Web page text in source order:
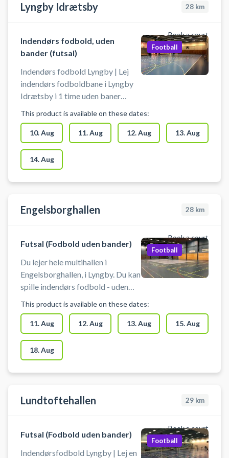
Lyngby Idrætsby 28 km
Book a court
Indendørs fodbold, uden
bander (futsal)
Indendørs fodbold Lyngby | Lej
indendørs fodboldbane i Lyngby
Idrætsby i 1 time uden baner
fodboldbane og spil indendørs
fodbold i Lyngby i Idrætsbyens
multihal 2, hvor du lejer hele hallen.
Der er mulighed for omklædning
og gratis parkering ved booking
af indendørs fodboldbane i
Football
This product is available on these dates:
10. Aug 11. Aug 12. Aug 13. Aug
14. Aug
Engelsborghallen 28 km
Book a court
Futsal (Fodbold uden bander)
Du lejer hele multihallen i
Engelsborghallen, i Lyngby. Du kan
spille indendørs fodbold - uden
omklædning.
Football
This product is available on these dates:
11. Aug 12. Aug 13. Aug 15. Aug
18. Aug
Lundtoftehallen 29 km
Book a court
Futsal (Fodbold uden bander)
Indendørsfodbold Lyngby | Lej en
Football